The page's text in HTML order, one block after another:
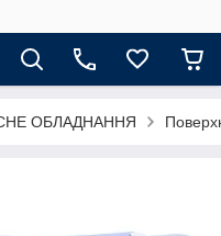
ОБЛАДНАННЯ